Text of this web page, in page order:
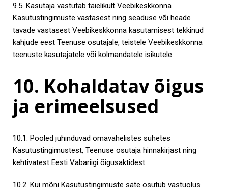
9.5. Kasutaja vastutab täielikult Veebikeskkonna
Kasutustingimuste vastasest ning seaduse või heade
tavade vastasest Veebikeskkonna kasutamisest tekkinud
kahjude eest Teenuse osutajale, teistele Veebikeskkonna
teenuste kasutajatele või kolmandatele isikutele.
10. Kohaldatav õigus
ja erimeelsused
10.1. Pooled juhinduvad omavahelistes suhetes
Kasutustingimustest, Teenuse osutaja hinnakirjast ning
kehtivatest Eesti Vabariigi õigusaktidest.
10.2. Kui mõni Kasutustingimuste säte osutub vastuolus